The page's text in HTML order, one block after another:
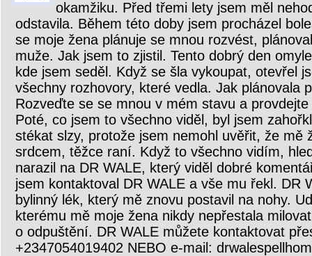
okamžiku. Před třemi lety jsem měl
odstavila. Během této doby jsem procházel
se moje žena plánuje se mnou rozvést,
muže. Jak jsem to zjistil. Tento dobrý den
kde jsem seděl. Když se šla vykoupat, otevřel
všechny rozhovory, které vedla. Jak plánovala
Rozveďte se se mnou v mém stavu a
Poté, co jsem to všechno viděl, byl jsem
stékat slzy, protože jsem nemohl uvěřit, že mě
srdcem, těžce raní. Když to všechno vidím,
narazil na DR WALE, který viděl dobré
jsem kontaktoval DR WALE a vše mu řekl. DR
bylinný lék, který mě znovu postavil na nohy.
kterému mě moje žena nikdy nepřestala
o odpuštění. DR WALE můžete kontaktovat
+2347054019402 NEBO e-mail: